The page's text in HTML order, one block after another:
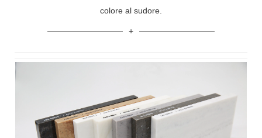
colore al sudore.